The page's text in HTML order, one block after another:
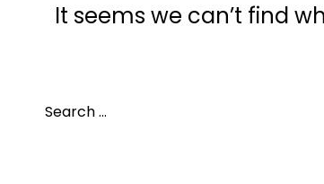
It seems we can’t find